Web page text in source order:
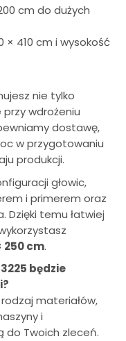
cm do dużych
× 410 cm i wysokość
nie tylko
wdrożeniu
dostawę,
w przygotowaniu
produkcji.
głowic,
i primerem oraz
Dzięki temu łatwiej
250 cm.
będzie
materiałów,
i
Twoich zleceń.